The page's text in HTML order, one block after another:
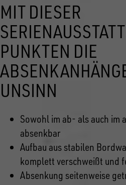
MIT DIESER
PUNKTEN DIE
UNSINN
Sowohl im ab- als auch im
absenkbar
Aufbau aus stabilen
komplett verschweißt und
Absenkung seitenweise